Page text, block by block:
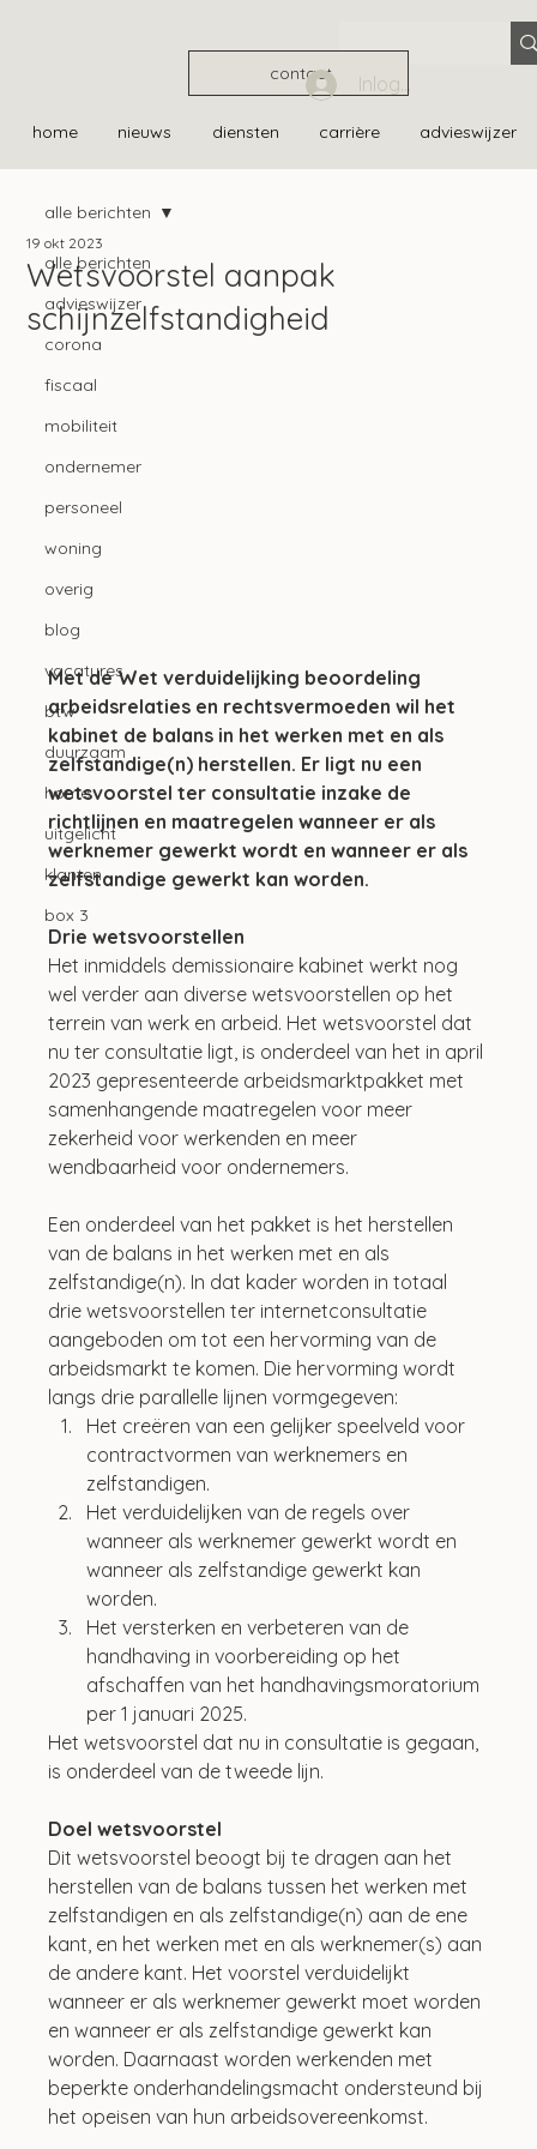
contact
home nieuws diensten carrière advieswijzer
Inloggen
alle berichten
advieswijzer
corona
fiscaal
mobiliteit
ondernemer
personeel
woning
overig
blog
vacatures
btw
duurzaam
home
uitgelicht
klanten
box 3
alle berichten
Wetsvoorstel aanpak
schijnzelfstandigheid
19 okt 2023
Met de Wet verduidelijking beoordeling
arbeidsrelaties en rechtsvermoeden wil het
kabinet de balans in het werken met en als
zelfstandige(n) herstellen. Er ligt nu een
wetsvoorstel ter consultatie inzake de
richtlijnen en maatregelen wanneer er als
werknemer gewerkt wordt en wanneer er als
zelfstandige gewerkt kan worden.
Drie wetsvoorstellen
Het inmiddels demissionaire kabinet werkt nog
wel verder aan diverse wetsvoorstellen op het
terrein van werk en arbeid. Het wetsvoorstel dat
nu ter consultatie ligt, is onderdeel van het in april
2023 gepresenteerde arbeidsmarktpakket met
samenhangende maatregelen voor meer
zekerheid voor werkenden en meer
wendbaarheid voor ondernemers.
Een onderdeel van het pakket is het herstellen
van de balans in het werken met en als
zelfstandige(n). In dat kader worden in totaal
drie wetsvoorstellen ter internetconsultatie
aangeboden om tot een hervorming van de
arbeidsmarkt te komen. Die hervorming wordt
langs drie parallelle lijnen vormgegeven:
Het creëren van een gelijker speelveld voor
contractvormen van werknemers en
zelfstandigen.
Het verduidelijken van de regels over
wanneer als werknemer gewerkt wordt en
wanneer als zelfstandige gewerkt kan
worden.
Het versterken en verbeteren van de
handhaving in voorbereiding op het
afschaffen van het handhavingsmoratorium
per 1 januari 2025.
Het wetsvoorstel dat nu in consultatie is gegaan,
is onderdeel van de tweede lijn.
Doel wetsvoorstel
Dit wetsvoorstel beoogt bij te dragen aan het
herstellen van de balans tussen het werken met
zelfstandigen en als zelfstandige(n) aan de ene
kant, en het werken met en als werknemer(s) aan
de andere kant. Het voorstel verduidelijkt
wanneer er als werknemer gewerkt moet worden
en wanneer er als zelfstandige gewerkt kan
worden. Daarnaast worden werkenden met
beperkte onderhandelingsmacht ondersteund bij
het opeisen van hun arbeidsovereenkomst.